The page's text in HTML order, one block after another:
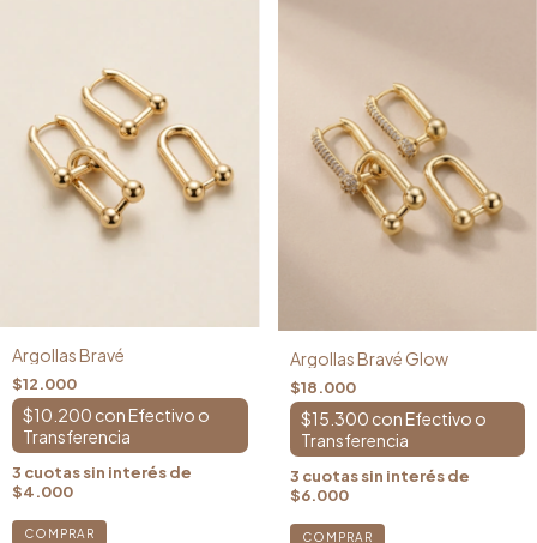
Argollas Bravé
$12.000
$10.200 con
3 cuotas sin interés de
$4.000
Argollas Bravé Glow
$18.000
$15.300 con
3 cuotas sin interés de
$6.000